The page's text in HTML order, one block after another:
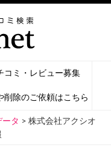
コミ・レビュー募集
削除のご依頼はこちら
ータ > 株式会社アクシオ